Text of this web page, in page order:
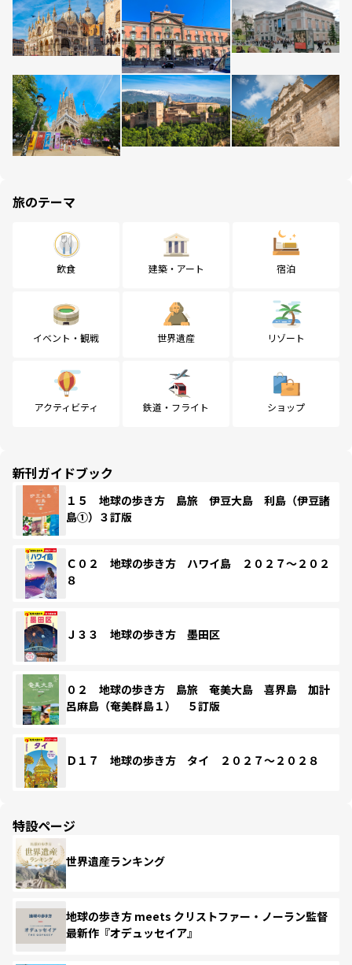
旅のテーマ
飲食 建築・アート 宿泊
イベント・観戦 世界遺産 リゾート
アクティビティ 鉄道・フライト ショップ
新刊ガイドブック
１５ 地球の歩き方 島旅 伊豆大島 利島（伊豆諸
島①）３訂版
Ｃ０２ 地球の歩き方 ハワイ島 ２０２７～２０２
８
Ｊ３３ 地球の歩き方 墨田区
０２ 地球の歩き方 島旅 奄美大島 喜界島 加計
呂麻島（奄美群島１） ５訂版
Ｄ１７ 地球の歩き方 タイ ２０２７～２０２８
特設ページ
世界遺産ランキング
地球の歩き方 meets クリストファー・ノーラン監督
最新作『オデュッセイア』